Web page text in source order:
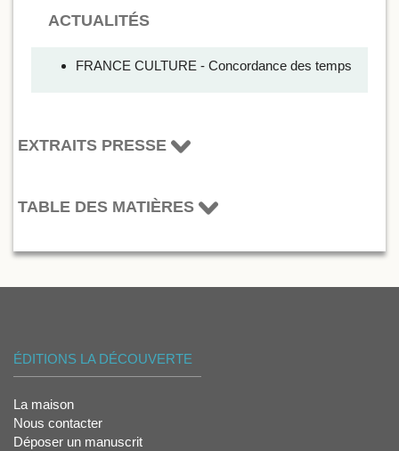
ACTUALITÉS
FRANCE CULTURE - Concordance des temps
EXTRAITS PRESSE
TABLE DES MATIÈRES
ÉDITIONS LA DÉCOUVERTE
La maison
Nous contacter
Déposer un manuscrit